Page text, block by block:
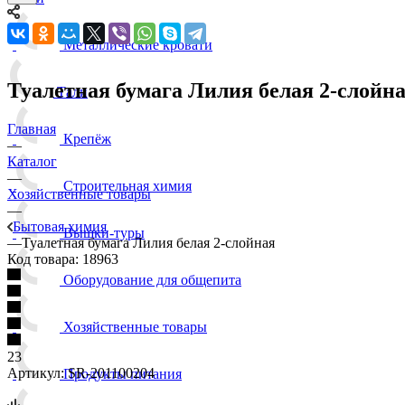
Металлические кровати
Тали
Крепёж
Строительная химия
Вышки-туры
Оборудование для общепита
Хозяйственные товары
Продукты питания
Туалетная бумага Лилия белая 2-
Главная
—
Каталог
—
Хозяйственные товары
—
Бытовая химия
—Туалетная бумага Лилия белая 2-слойная
Код товара: 18963
23
Артикул: SR-201100204